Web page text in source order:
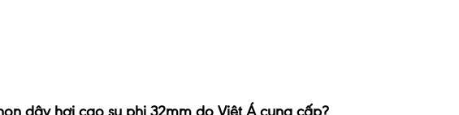
dây hơi cao su phi 32mm do Việt Á cung cấp?